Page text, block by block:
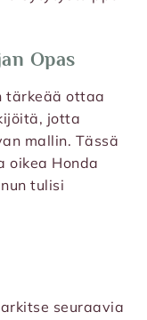
Opas
tärkeää ottaa
jotta
mallin. Tässä
oikea Honda
tulisi
seuraavia